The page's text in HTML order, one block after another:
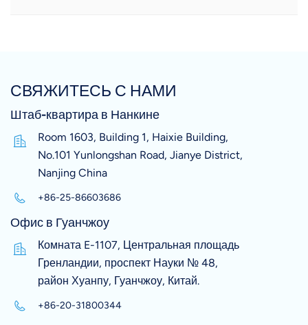
СВЯЖИТЕСЬ С НАМИ
Штаб-квартира в Нанкине
Room 1603, Building 1, Haixie Building,
No.101 Yunlongshan Road, Jianye District,
Nanjing China
+86-25-86603686
Офис в Гуанчжоу
Комната E-1107, Центральная площадь
Гренландии, проспект Науки № 48,
район Хуанпу, Гуанчжоу, Китай.
+86-20-31800344